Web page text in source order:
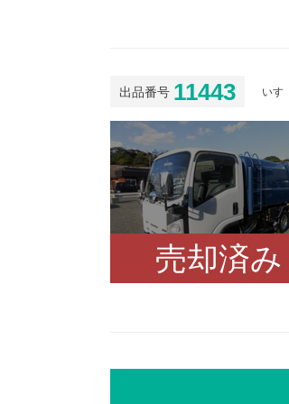
出品番号 11443 いすゞ
売却済み